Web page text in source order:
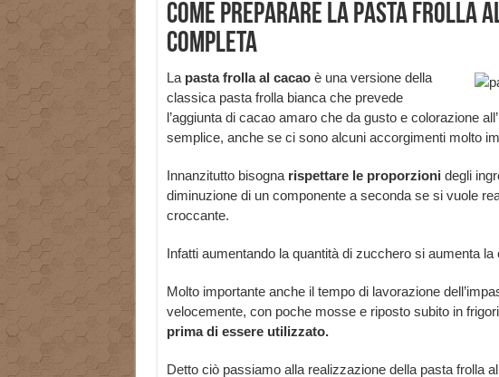
Come preparare la pasta frolla
completa
Lapasta frolla al cacaoè una versione della
classica pasta frolla bianca che prevede
l’aggiunta di cacao amaro che da gusto e colorazione
semplice, anche se ci sono alcuni accorgimenti molto
Innanzitutto bisognarispettare le proporzioni degli
diminuzione di un componente a seconda se si vuole
croccante.
Infatti aumentando la quantità di zucchero si aumenta la
Molto importante anche il tempo di lavorazione
velocemente, con poche mosse e riposto subito in
prima di essere utilizzato.
Detto ciò passiamo alla realizzazione della pasta frolla